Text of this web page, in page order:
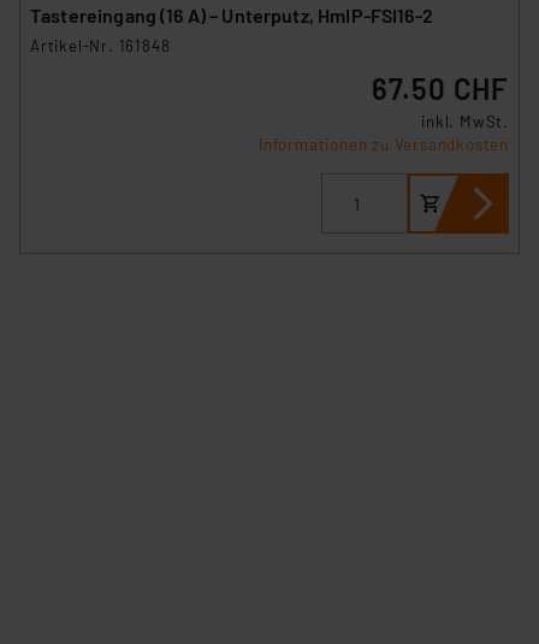
Tastereingang (16 A) – Unterputz, HmIP-FSI16-2
Artikel-Nr. 161848
67.50 CHF
inkl. MwSt.
Informationen zu Versandkosten